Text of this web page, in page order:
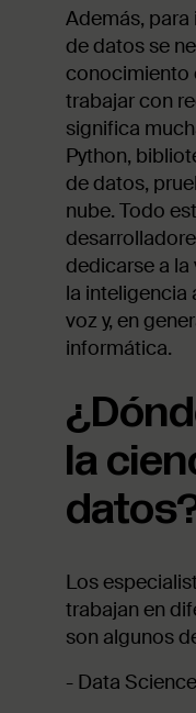
Además, para
de datos se
conocimiento
trabajar con
significa
Python,
de datos,
nube. Todo
dedicarse a
la inteligencia
voz y, en
informática.
la
Los
trabajan en
son algunos
- Data